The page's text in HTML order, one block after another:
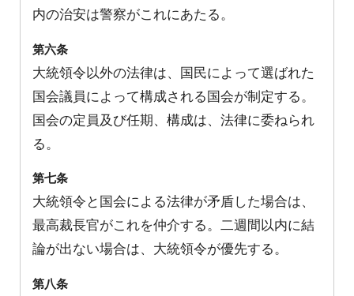
内の治安は警察がこれにあたる。
第六条
大統領令以外の法律は、国民によって選ばれた
国会議員によって構成される国会が制定する。
国会の定員及び任期、構成は、法律に委ねられ
る。
第七条
大統領令と国会による法律が矛盾した場合は、
最高裁長官がこれを仲介する。二週間以内に結
論が出ない場合は、大統領令が優先する。
第八条